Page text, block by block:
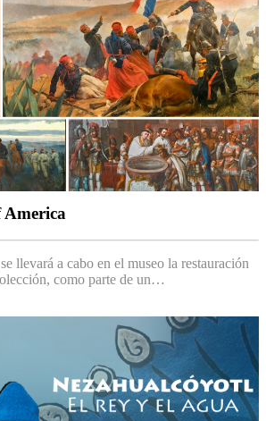
llevará a cabo en el museo la restauración
como parte de un…